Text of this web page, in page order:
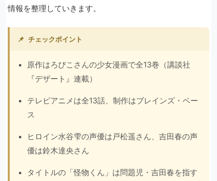
情報を整理していきます。
📌 チェックポイント
原作はろびこさんの少女漫画で全13巻（講談社
『デザート』連載）
テレビアニメは全13話、制作はブレインズ・ベー
ス
ヒロイン水谷雫の声優は戸松遥さん、吉田春の声
優は鈴木達央さん
タイトルの「怪物くん」は問題児・吉田春を指す